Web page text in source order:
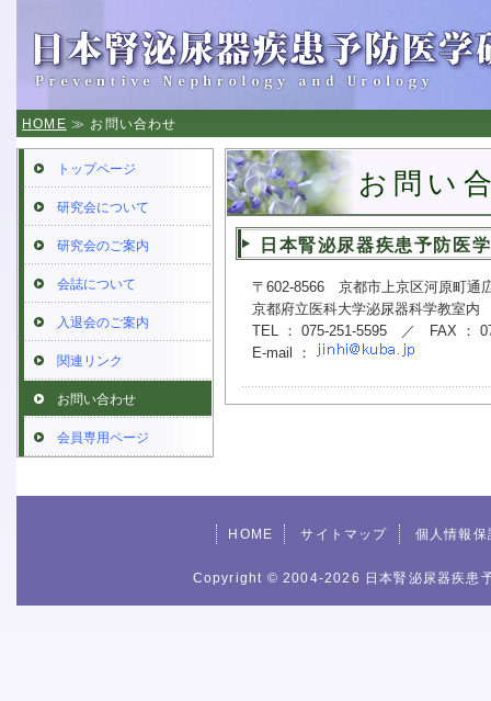
HOME ≫ お問い合わせ
トップページ
研究会について
研究会のご案内
会誌について
入退会のご案内
関連リンク
お問い合わせ
会員専用ページ
お問い
日本腎泌尿器疾患予防医
〒602-8566 京都市上京区河原町通
京都府立医科大学泌尿器科学教室
TEL ： 075-251-5595 ／ FAX ：
E-mail ：
HOME サイトマップ 個人情報保
Copyright © 2004-2026 日本腎泌尿器疾患